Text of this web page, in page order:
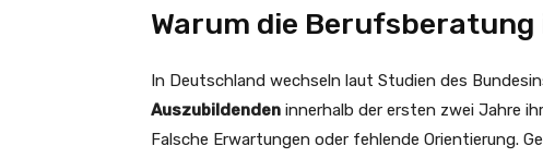
Warum die
In Deutschland wechseln laut Studien des
Auszubildenden innerhalb der ersten zwei Jahre
Falsche Erwartungen oder fehlende Orientierung.